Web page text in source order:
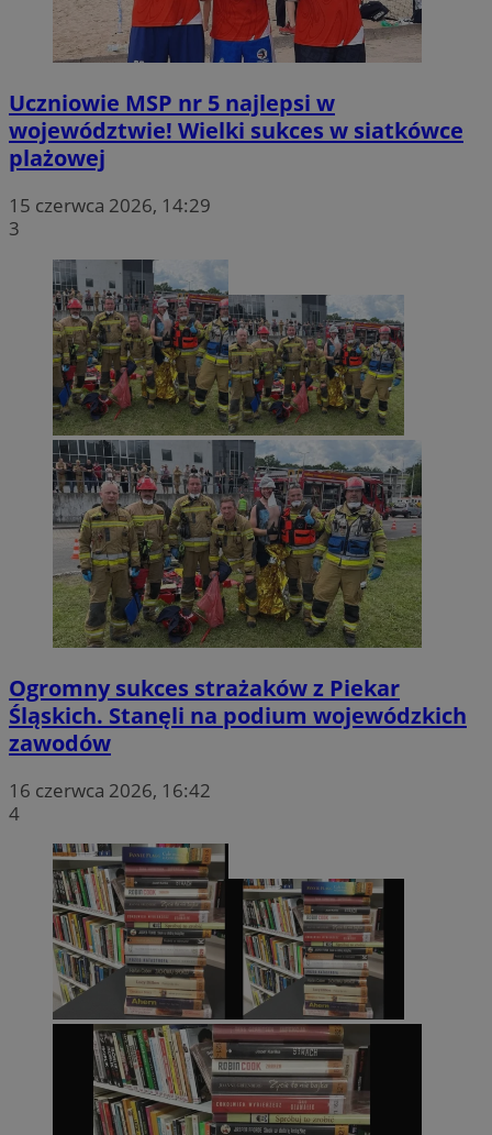
Uczniowie MSP nr 5 najlepsi w
województwie! Wielki sukces w siatkówce
plażowej
15 czerwca 2026, 14:29
3
Ogromny sukces strażaków z Piekar
Śląskich. Stanęli na podium wojewódzkich
zawodów
16 czerwca 2026, 16:42
4